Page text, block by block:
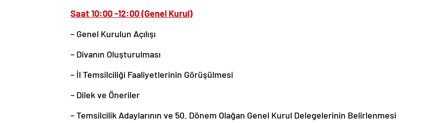
Saat 10:00 -12:00 (Genel Kurul)
– Genel Kurulun Açılışı
– Divanın Oluşturulması
– İl Temsilciliği Faaliyetlerinin Görüşülmesi
– Dilek ve Öneriler
– Temsilcilik Adaylarının ve 50. Dönem Olağan Genel Kurul Delegelerinin Belirlenmesi